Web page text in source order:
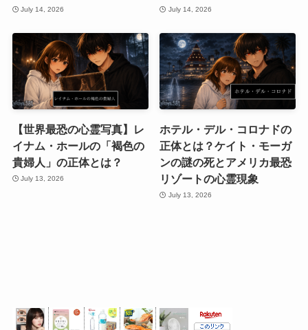
July 14, 2026 July 14, 2026
【世界最恐の心霊写真】レ
イナム・ホールの「褐色の
貴婦人」の正体とは？
July 13, 2026
ホテル・デル・コロナドの
正体とは？ケイト・モーガ
ンの謎の死とアメリカ最恐
リゾートの心霊現象
July 13, 2026